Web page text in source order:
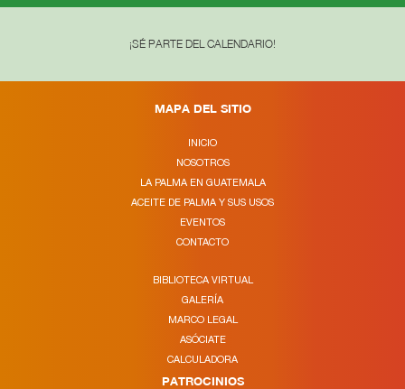
¡SÉ PARTE DEL CALENDARIO!
MAPA DEL SITIO
INICIO
NOSOTROS
LA PALMA EN GUATEMALA
ACEITE DE PALMA Y SUS USOS
EVENTOS
CONTACTO
BIBLIOTECA VIRTUAL
GALERÍA
MARCO LEGAL
ASÓCIATE
CALCULADORA
PATROCINIOS